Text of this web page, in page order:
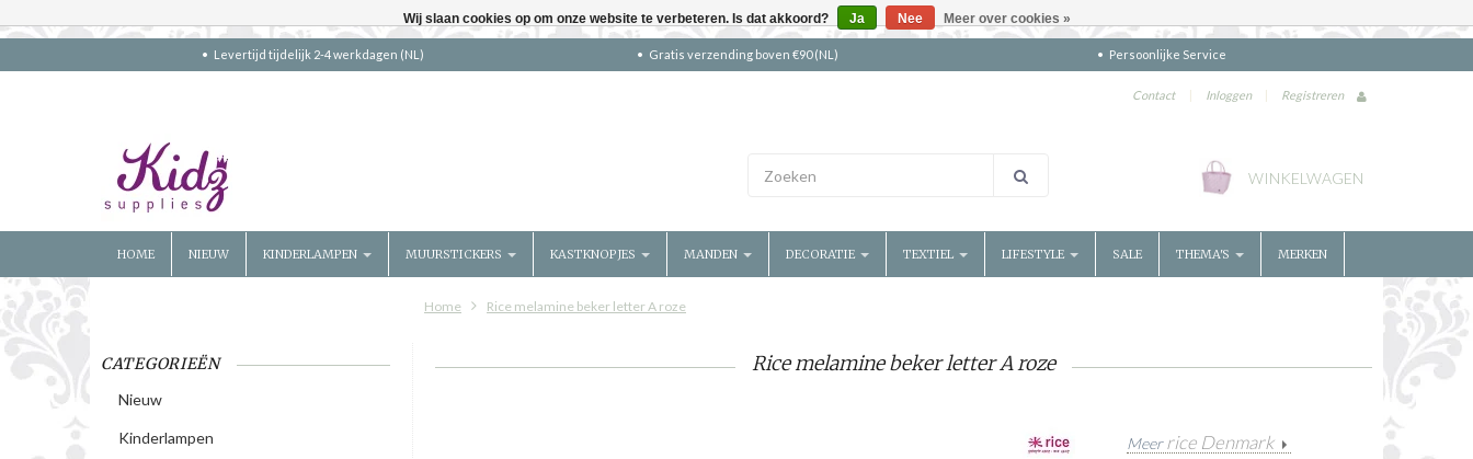
Levertijd tijdelijk 2-4 werkdagen (NL) Gratis verzending boven €90 (NL) Persoonlijke Service
Contact | Inloggen | Registreren
WINKELWAGEN
HOME NIEUW KINDERLAMPEN MUURSTICKERS KASTKNOPJES MANDEN DECORATIE TEXTIEL LIFESTYLE SALE THEMA'S MERKEN
Home Rice melamine beker letter A roze
CATEGORIEËN
Nieuw
Kinderlampen
Rice melamine beker letter A roze
Meerrice Denmark
Wij slaan cookies op om onze website te verbeteren. Is dat akkoord? Ja Nee Meer over cookies »